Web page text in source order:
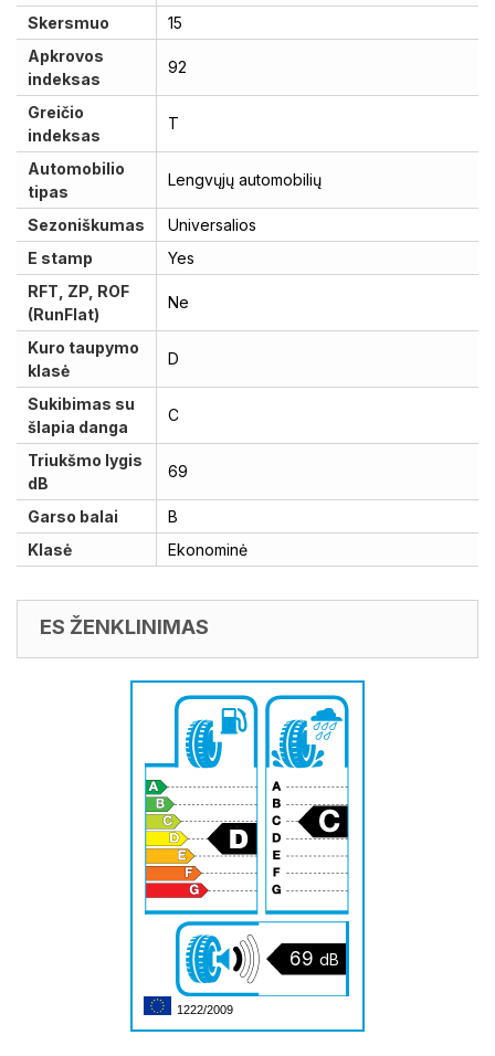
Skersmuo
15
Apkrovos
indeksas
92
Greičio
indeksas
T
Automobilio
tipas
Lengvųjų automobilių
Sezoniškumas
Universalios
E stamp
Yes
RFT, ZP, ROF
(RunFlat)
Ne
Kuro taupymo
klasė
D
Sukibimas su
šlapia danga
C
Triukšmo lygis
dB
69
Garso balai
B
Klasė
Ekonominė
ES ŽENKLINIMAS
69 dB
1222/2009